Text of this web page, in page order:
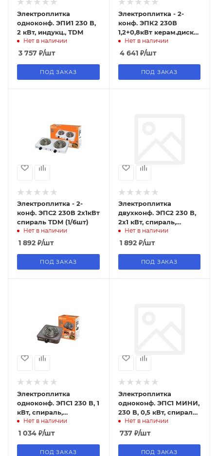
Электроплитка
одноконф. ЭПИ1 230 В,
2 кВт, индукц., TDM
Нет в наличии
3 757 ₽/шт
ПОД ЗАКАЗ
Электроплитка - 2-
конф. ЭПК2 230В
1,2+0,8кВт керам.диск
TDM (1/5шт)
Нет в наличии
4 641₽/шт
ПОД ЗАКАЗ
Электроплитка - 2-
конф. ЭПС2 230В 2х1кВт
спираль TDM (1/6шт)
Нет в наличии
1 892 ₽/шт
ПОД ЗАКАЗ
Электроплитка
двухконф. ЭПС2 230 В,
2х1 кВт, спираль,
черная, TDM
Нет в наличии
1 892₽/шт
ПОД ЗАКАЗ
Электроплитка
одноконф. ЭПС1 230 В, 1
кВт, спираль,
коричневая, TDM
Нет в наличии
1 034 ₽/шт
ПОД ЗАКАЗ
Электроплитка
одноконф. ЭПС1 МИНИ,
230 В, 0,5 кВт, спираль,
белая, TDM
Нет в наличии
737₽/шт
ПОД ЗАКАЗ